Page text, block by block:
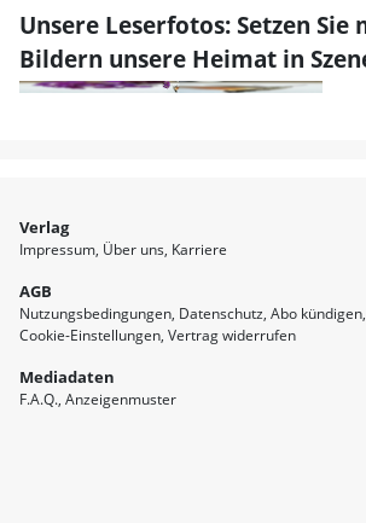
Unsere Leserfotos: Setzen Sie
Bildern unsere Heimat in
Verlag
Impressum Über uns Karriere
AGB
Nutzungsbedingungen Datenschutz Abo kündigen
Cookie-Einstellungen Vertrag widerrufen
Mediadaten
F.A.Q. Anzeigenmuster